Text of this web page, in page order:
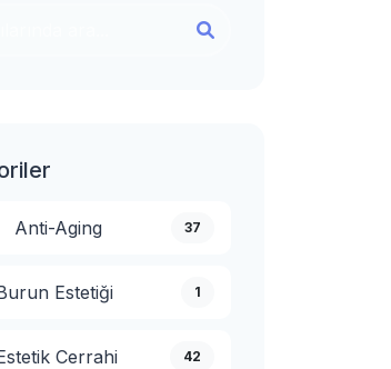
Anti-Aging 37
Estetiği 1
Cerrahi 42